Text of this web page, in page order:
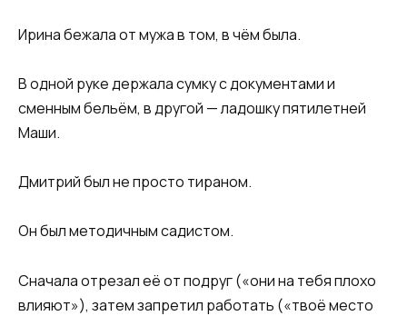
Ирина бежала от мужа в том, в чём была.
В одной руке держала сумку с документами и
сменным бельём, в другой — ладошку пятилетней
Маши.
Дмитрий был не просто тираном.
Он был методичным садистом.
Сначала отрезал её от подруг («они на тебя плохо
влияют»), затем запретил работать («твоё место